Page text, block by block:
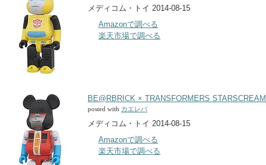
メディコム・トイ 2014-08-15
Amazonで調べる
楽天市場で調べる
BE@RBRICK × TRANSFORMERS STARSCREAM
posted with カエレバ
メディコム・トイ 2014-08-15
Amazonで調べる
楽天市場で調べる